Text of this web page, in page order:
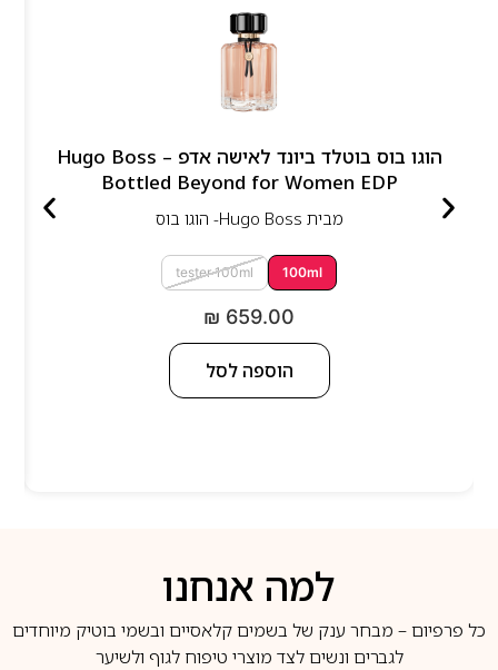
הוגו בוס בוטלד ביונד לאישה אדפ – Hugo Boss
Bottled Beyond for Women EDP
מבית Hugo Boss- הוגו בוס
100ml
tester 100ml
₪ 659.00
הוספה לסל
למה אנחנו
כל פרפיום – מבחר ענק של בשמים קלאסיים ובשמי בוטיק מיוחדים
לגברים ונשים לצד מוצרי טיפוח לגוף ולשיער